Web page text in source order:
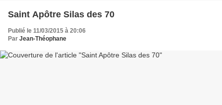
Saint Apôtre Silas des 70
Publié le 11/03/2015 à 20:06
Par Jean-Théophane